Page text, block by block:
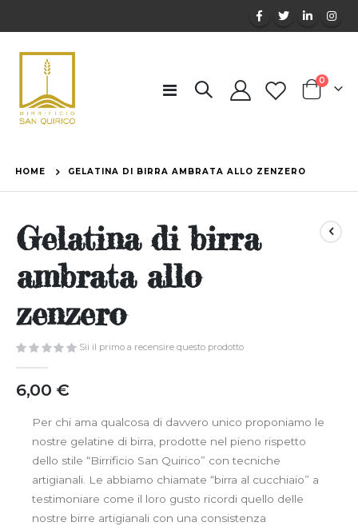
Toggle
Cart
0
HOME GELATINA DI BIRRA AMBRATA ALLO ZENZERO
Gelatina di birra
ambrata allo
zenzero
Sii il primo a recensire questo prodotto
6,00 €
Per chi ama qualcosa di davvero unico proponiamo le
nostre gelatine di birra, prodotte nel pieno rispetto
dello stile “Birrificio San Quirico” con tecniche
artigianali. Le abbiamo chiamate “birra al cucchiaio” a
testimoniare come il loro gusto ricordi quello delle
nostre birre artigianali con una consistenza